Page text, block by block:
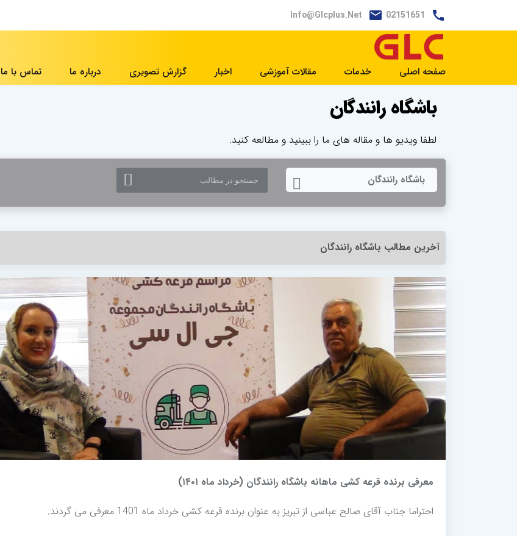
02151651
Info@glcplus.net
صفحه اصلی خدمات مقالات آموزشی اخبار گزارش تصویری درباره ما تماس با ما
باشگاه رانندگان
لطفا ویدیو ها و مقاله های ما را ببینید و مطالعه کنید.
باشگاه رانندگان TOGGLE DROPDOWN
آخرین مطالب باشگاه رانندگان
معرفی برنده قرعه کشی ماهانه باشگاه رانندگان (خرداد ماه ۱۴۰۱)
احتراما جناب آقای صالح عباسی از تبریز به عنوان برنده قرعه کشی خرداد ماه 1401 معرفی می گردند.